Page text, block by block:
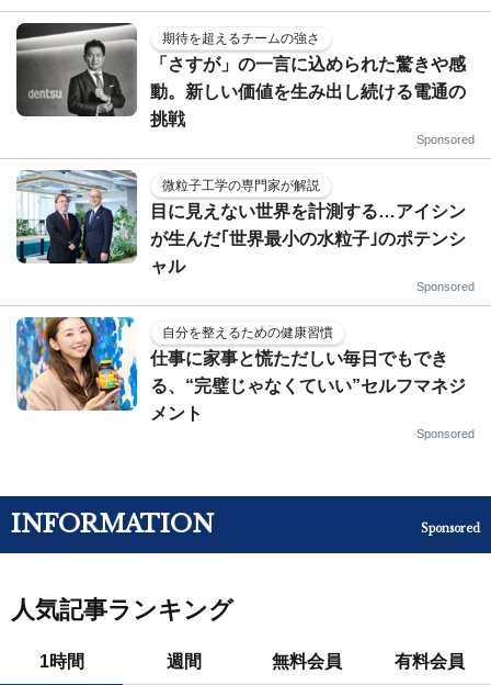
期待を超えるチームの強さ
「さすが」の一言に込められた驚きや感
動。新しい価値を生み出し続ける電通の
挑戦
Sponsored
微粒子工学の専門家が解説
目に見えない世界を計測する…アイシン
が生んだ｢世界最小の水粒子｣のポテンシ
ャル
Sponsored
自分を整えるための健康習慣
仕事に家事と慌ただしい毎日でもでき
る、“完璧じゃなくていい”セルフマネジ
メント
Sponsored
INFORMATION Sponsored
人気記事ランキング
1時間 週間 無料会員 有料会員